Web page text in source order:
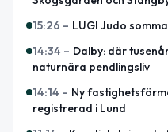
15:26 – LUGI Judo
14:34 – Dalby: där
naturnära pendlingsliv
14:14 – Ny
registrerad i Lund